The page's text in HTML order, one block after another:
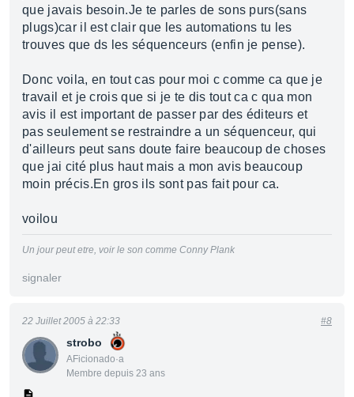
que javais besoin.Je te parles de sons purs(sans
plugs)car il est clair que les automations tu les
trouves que ds les séquenceurs (enfin je pense).
Donc voila, en tout cas pour moi c comme ca que je
travail et je crois que si je te dis tout ca c qua mon
avis il est important de passer par des éditeurs et
pas seulement se restraindre a un séquenceur, qui
d'ailleurs peut sans doute faire beaucoup de choses
que jai cité plus haut mais a mon avis beaucoup
moin précis.En gros ils sont pas fait pour ca.
voilou
Un jour peut etre, voir le son comme Conny Plank
signaler
strobo
AFicionado·a
Membre depuis 23 ans
22 Juillet 2005 à 22:33 #8